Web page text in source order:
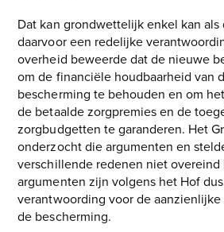
Dat kan grondwettelijk enkel kan
daarvoor een redelijke
overheid beweerde dat de nieuwe
om de financiële houdbaarheid van
bescherming te behouden en om
de betaalde zorgpremies en de
zorgbudgetten te garanderen. Het
onderzocht die argumenten en
verschillende redenen niet overeind
argumenten zijn volgens het Hof
verantwoording voor de
de bescherming.